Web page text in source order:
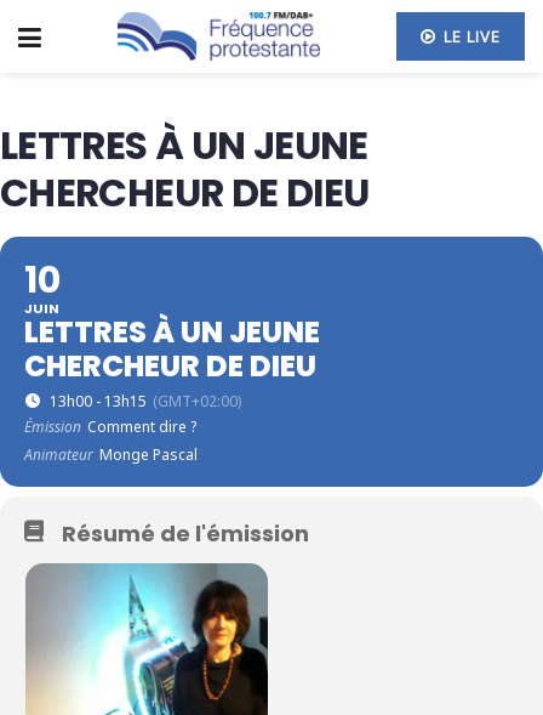
LE LIVE
LETTRES À UN JEUNE
CHERCHEUR DE DIEU
10
JUIN
LETTRES À UN JEUNE
CHERCHEUR DE DIEU
13h00 - 13h15 (GMT+02:00)
Émission Comment dire ?
Animateur Monge Pascal
Résumé de l'émission